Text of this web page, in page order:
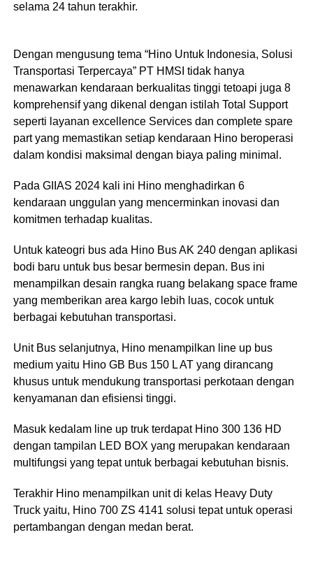
selama 24 tahun terakhir.
Dengan mengusung tema “Hino Untuk Indonesia, Solusi
Transportasi Terpercaya” PT HMSI tidak hanya
menawarkan kendaraan berkualitas tinggi tetoapi juga 8
komprehensif yang dikenal dengan istilah Total Support
seperti layanan excellence Services dan complete spare
part yang memastikan setiap kendaraan Hino beroperasi
dalam kondisi maksimal dengan biaya paling minimal.
Pada GIIAS 2024 kali ini Hino menghadirkan 6
kendaraan unggulan yang mencerminkan inovasi dan
komitmen terhadap kualitas.
Untuk kateogri bus ada Hino Bus AK 240 dengan aplikasi
bodi baru untuk bus besar bermesin depan. Bus ini
menampilkan desain rangka ruang belakang space frame
yang memberikan area kargo lebih luas, cocok untuk
berbagai kebutuhan transportasi.
Unit Bus selanjutnya, Hino menampilkan line up bus
medium yaitu Hino GB Bus 150 L AT yang dirancang
khusus untuk mendukung transportasi perkotaan dengan
kenyamanan dan efisiensi tinggi.
Masuk kedalam line up truk terdapat Hino 300 136 HD
dengan tampilan LED BOX yang merupakan kendaraan
multifungsi yang tepat untuk berbagai kebutuhan bisnis.
Terakhir Hino menampilkan unit di kelas Heavy Duty
Truck yaitu, Hino 700 ZS 4141 solusi tepat untuk operasi
pertambangan dengan medan berat.